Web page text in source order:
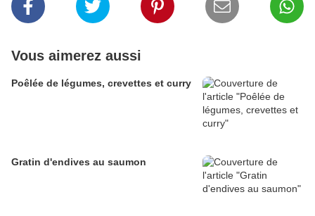
Vous aimerez aussi
Poêlée de légumes, crevettes et curry
Gratin d'endives au saumon